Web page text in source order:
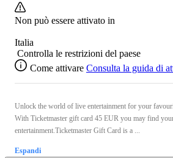
Non può essere attivato in
Italia
Controlla le restrizioni del paese
Come attivare Consulta la guida di
Unlock the world of live entertainment for your
With Ticketmaster gift card 45 EUR you may find
entertainment.Ticketmaster Gift Card is a ...
Espandi